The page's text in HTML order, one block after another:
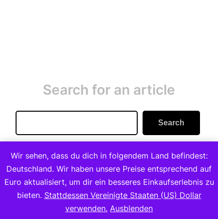
Search for an article
Search
Copyright 2023
Wir sehen, dass du dich in folgendem Land befindest:
Deutschland. Wir haben unsere Preise entsprechend auf
Euro aktualisiert, um dir ein besseres Einkaufserlebnis zu
bieten. Stattdessen Vereinigte Staaten (US) Dollar
verwenden. Ausblenden